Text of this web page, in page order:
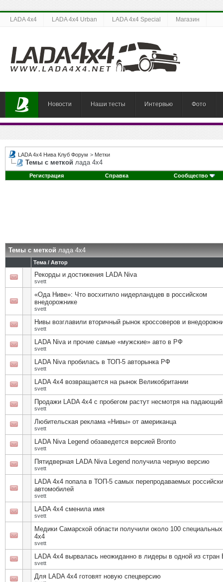
LADA 4x4 LADA 4x4 Urban LADA 4x4 Special Магазин
Новости Наши тесты Интервью Фото
LADA 4x4 Нива Клуб Форум > Метки
Темы с меткой лада 4х4
Регистрация Справка Сообщество
Темы с меткойлада 4х4
Тема / Автор
Рекорды и достижения LADA Niva
svett
«Ода Ниве»: Что восхитило нидерландцев в российском
внедорожнике
svett
Нивы возглавили вторичный рынок кроссоверов и
svett
LADA Niva и прочие самые «мужские» авто в РФ
svett
LADA Niva пробилась в ТОП-5 авторынка РФ
svett
LADA 4x4 возвращается на рынок Великобритании
svett
Продажи LADA 4х4 с пробегом растут несмотря на
svett
Любительская реклама «Нивы» от американца
svett
LADA Niva Legend обзаведется версией Bronto
svett
Пятидверная LADA Niva Legend получила черную версию
svett
LADA 4х4 попала в ТОП-5 самых перепродаваемых
автомобилей
svett
LADA 4x4 сменила имя
svett
Медики Самарской области получили около 100
4х4
svett
LADA 4х4 вырвалась неожиданно в лидеры в одной из стран
svett
Для LADA 4x4 готовят новую спецверсию